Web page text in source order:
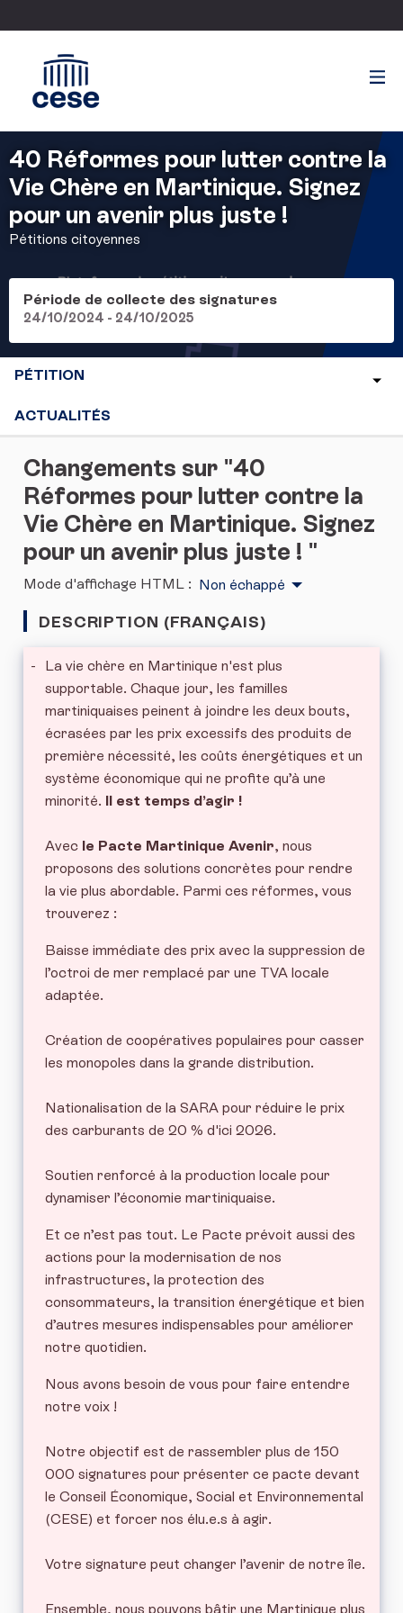
40 Réformes pour lutter contre la
Vie Chère en Martinique. Signez
pour un avenir plus juste !
Pétitions citoyennes
Période de collecte des signatures
24/10/2024 - 24/10/2025
PÉTITION
ACTUALITÉS
Changements sur "40
Réformes pour lutter contre la
Vie Chère en Martinique. Signez
pour un avenir plus juste ! "
Mode d'affichage HTML : Non échappé
DESCRIPTION (FRANÇAIS)
-
La vie chère en Martinique n'est plus
supportable. Chaque jour, les familles
martiniquaises peinent à joindre les deux bouts,
écrasées par les prix excessifs des produits de
première nécessité, les coûts énergétiques et un
système économique qui ne profite qu’à une
minorité. Il est temps d’agir !
Avec le Pacte Martinique Avenir, nous
proposons des solutions concrètes pour rendre
la vie plus abordable. Parmi ces réformes, vous
trouverez :
Baisse immédiate des prix avec la suppression de
l’octroi de mer remplacé par une TVA locale
adaptée.
Création de coopératives populaires pour casser
les monopoles dans la grande distribution.
Nationalisation de la SARA pour réduire le prix
des carburants de 20 % d'ici 2026.
Soutien renforcé à la production locale pour
dynamiser l’économie martiniquaise.
Et ce n’est pas tout. Le Pacte prévoit aussi des
actions pour la modernisation de nos
infrastructures, la protection des
consommateurs, la transition énergétique et bien
d’autres mesures indispensables pour améliorer
notre quotidien.
Nous avons besoin de vous pour faire entendre
notre voix !
Notre objectif est de rassembler plus de 150
000 signatures pour présenter ce pacte devant
le Conseil Économique, Social et Environnemental
(CESE) et forcer nos élu.e.s à agir.
Votre signature peut changer l’avenir de notre île.
Ensemble, nous pouvons bâtir une Martinique plus